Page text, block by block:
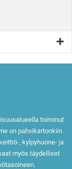
toiminut
on pahvikartonkiin
, kylpyhuone- ja
myös täydelliset